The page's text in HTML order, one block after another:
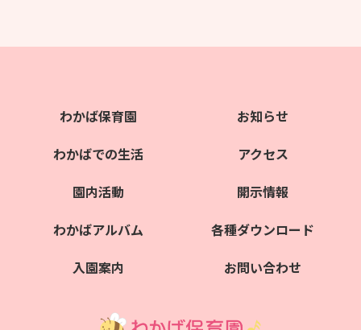
わかば保育園
わかばでの生活
園内活動
わかばアルバム
入園案内
お知らせ
アクセス
開示情報
各種ダウンロード
お問い合わせ